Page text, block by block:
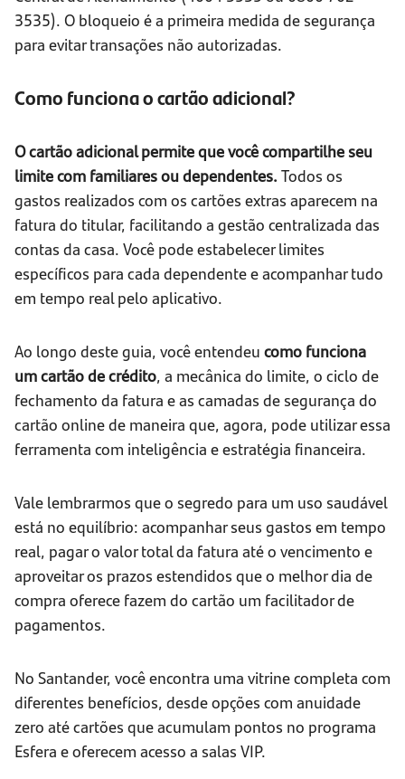
3535). O bloqueio é a primeira medida de segurança
para evitar transações não autorizadas.
Como funciona o cartão adicional?
O cartão adicional permite que você compartilhe seu
limite com familiares ou dependentes. Todos os
gastos realizados com os cartões extras aparecem na
fatura do titular, facilitando a gestão centralizada das
contas da casa. Você pode estabelecer limites
específicos para cada dependente e acompanhar tudo
em tempo real pelo aplicativo.
Ao longo deste guia, você entendeu como funciona
um cartão de crédito, a mecânica do limite, o ciclo de
fechamento da fatura e as camadas de segurança do
cartão online de maneira que, agora, pode utilizar essa
ferramenta com inteligência e estratégia financeira.
Vale lembrarmos que o segredo para um uso saudável
está no equilíbrio: acompanhar seus gastos em tempo
real, pagar o valor total da fatura até o vencimento e
aproveitar os prazos estendidos que o melhor dia de
compra oferece fazem do cartão um facilitador de
pagamentos.
No Santander, você encontra uma vitrine completa com
diferentes benefícios, desde opções com anuidade
zero até cartões que acumulam pontos no programa
Esfera e oferecem acesso a salas VIP.